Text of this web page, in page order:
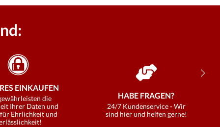
EINKAUFEN
die
Ihrer Daten und
Ehrlichkeit und
HABE FRAGEN?
24/7 Kundenservice - Wir
sind hier und helfen gerne!